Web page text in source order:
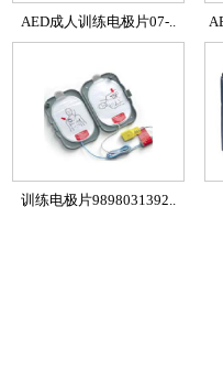
AED成人训练电极片07-..
训练电极片9898031392..